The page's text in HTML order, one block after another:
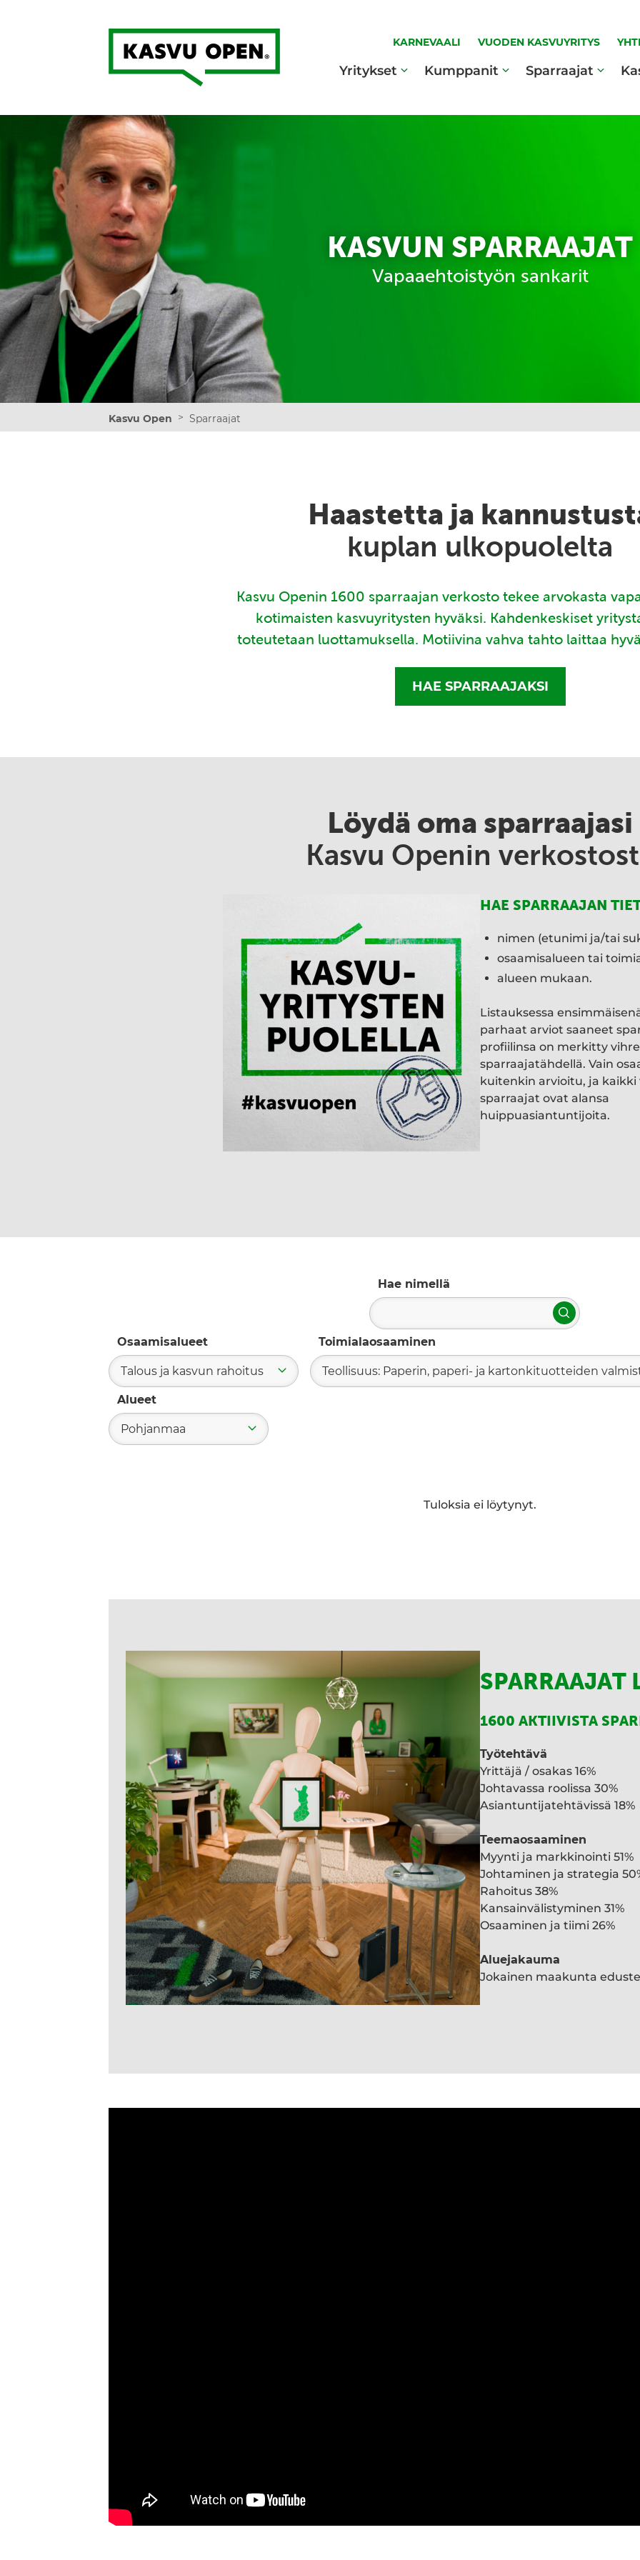
Kasvu Open
KARNEVAALI VUODEN KASVUYRITYS
Yritykset Kumppanit Sparraajat
KASVUN SPARRAAJAT
Vapaaehtoistyön sankarit
Kasvu Open > Sparraajat
Haastetta ja
kuplan ulkopuolelta
Kasvu Openin 1600 sparraajan verkosto tekee arvokasta
kotimaisten kasvuyritysten hyväksi. Kahdenkeskiset
toteutetaan luottamuksella. Motiivina vahva tahto laittaa
HAE SPARRAAJAKSI
Löydä oma sparraajasi
Kasvu Openin
HAE SPARRAAJAN
nimen (etunimi ja/tai
osaamisalueen tai
alueen mukaan.
Listauksessa
parhaat arviot saaneet
profiilinsa on merkitty
sparraajatähdellä. Vain
kuitenkin arvioitu, ja
sparraajat ovat alansa
huippuasiantuntijoita.
Hae nimellä
Hae
Osaamisalueet
Talous ja kasvun rahoitus
Toimialaosaaminen
Teollisuus: Paperin, paperi- ja kartonkituotteiden
Alueet
Pohjanmaa
Tuloksia ei löytynyt.
SPARRAAJAT
1600 AKTIIVISTA
Työtehtävä
Yrittäjä / osakas 16%
Johtavassa roolissa 30%
Asiantuntijatehtävissä 18%
Teemaosaaminen
Myynti ja markkinointi 51%
Johtaminen ja strategia
Rahoitus 38%
Kansainvälistyminen 31%
Osaaminen ja tiimi 26%
Aluejakauma
Jokainen maakunta